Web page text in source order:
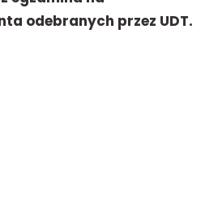
odebranych przez UDT.